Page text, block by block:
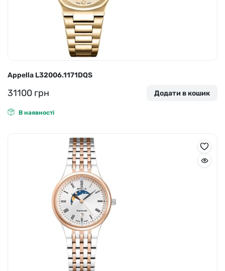
Appella L32006.1171DQS
31100 грн Додати в кошик
В наявності